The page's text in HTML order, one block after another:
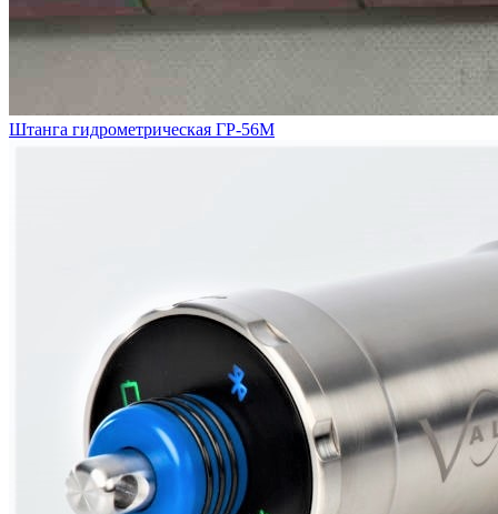
Штанга гидрометрическая ГР-56М